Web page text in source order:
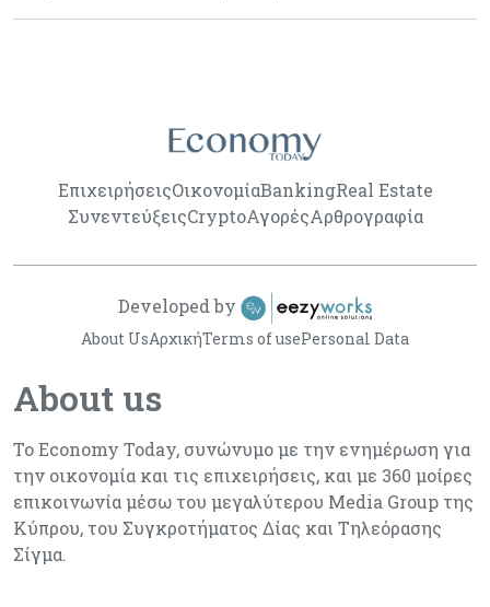
ΕπιχειρήσειςΟικονομίαBankingReal Estate
ΣυνεντεύξειςCryptoΑγορέςΑρθρογραφία
About us
Το Economy Today, συνώνυμο με την ενημέρωση για
την οικονομία και τις επιχειρήσεις, και με 360 μοίρες
επικοινωνία μέσω του μεγαλύτερου Media Group της
Κύπρου, του Συγκροτήματος Δίας και Τηλεόρασης
Σίγμα.
About UsΑρχικήTerms of usePersonal Data
Developed by